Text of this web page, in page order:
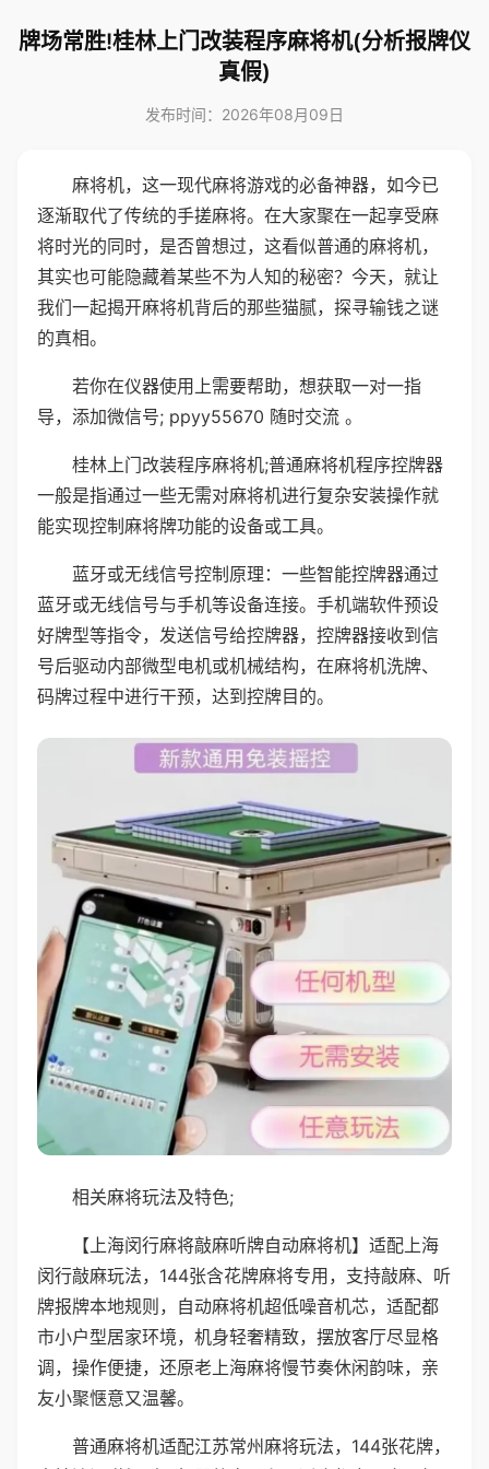
牌场常胜!桂林上门改装程序麻将机(分析报牌仪
真假)
发布时间：2026年08月09日
麻将机，这一现代麻将游戏的必备神器，如今已
逐渐取代了传统的手搓麻将。在大家聚在一起享受麻
将时光的同时，是否曾想过，这看似普通的麻将机，
其实也可能隐藏着某些不为人知的秘密？今天，就让
我们一起揭开麻将机背后的那些猫腻，探寻输钱之谜
的真相。
若你在仪器使用上需要帮助，想获取一对一指
导，添加微信号; ppyy55670 随时交流 。
桂林上门改装程序麻将机;普通麻将机程序控牌器
一般是指通过一些无需对麻将机进行复杂安装操作就
能实现控制麻将牌功能的设备或工具。
蓝牙或无线信号控制原理：一些智能控牌器通过
蓝牙或无线信号与手机等设备连接。手机端软件预设
好牌型等指令，发送信号给控牌器，控牌器接收到信
号后驱动内部微型电机或机械结构，在麻将机洗牌、
码牌过程中进行干预，达到控牌目的。
相关麻将玩法及特色;
【上海闵行麻将敲麻听牌自动麻将机】适配上海
闵行敲麻玩法，144张含花牌麻将专用，支持敲麻、听
牌报牌本地规则，自动麻将机超低噪音机芯，适配都
市小户型居家环境，机身轻奢精致，摆放客厅尽显格
调，操作便捷，还原老上海麻将慢节奏休闲韵味，亲
友小聚惬意又温馨。
普通麻将机适配江苏常州麻将玩法，144张花牌，